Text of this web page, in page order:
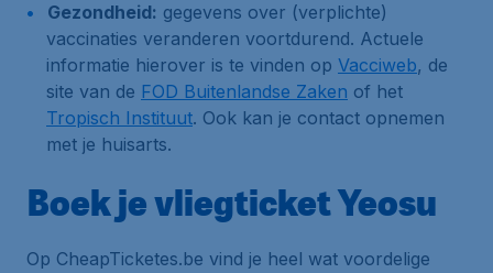
Gezondheid: gegevens over (verplichte)
vaccinaties veranderen voortdurend. Actuele
informatie hierover is te vinden op Vacciweb, de
site van de FOD Buitenlandse Zaken of het
Tropisch Instituut. Ook kan je contact opnemen
met je huisarts.
Boek je vliegticket Yeosu
Op CheapTicketes.be vind je heel wat voordelige